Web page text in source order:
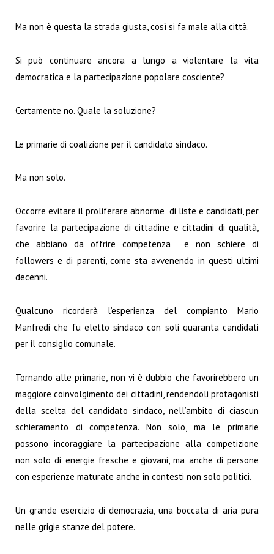
Ma non è questa la strada giusta, così si fa male alla città.
Si può continuare ancora a lungo a violentare la vita
democratica e la partecipazione popolare cosciente?
Certamente no. Quale la soluzione?
Le primarie di coalizione per il candidato sindaco.
Ma non solo.
Occorre evitare il proliferare abnorme di liste e candidati, per
favorire la partecipazione di cittadine e cittadini di qualità,
che abbiano da offrire competenza e non schiere di
followers e di parenti, come sta avvenendo in questi ultimi
decenni.
Qualcuno ricorderà l’esperienza del compianto Mario
Manfredi che fu eletto sindaco con soli quaranta candidati
per il consiglio comunale.
Tornando alle primarie, non vi è dubbio che favorirebbero un
maggiore coinvolgimento dei cittadini, rendendoli protagonisti
della scelta del candidato sindaco, nell’ambito di ciascun
schieramento di competenza. Non solo, ma le primarie
possono incoraggiare la partecipazione alla competizione
non solo di energie fresche e giovani, ma anche di persone
con esperienze maturate anche in contesti non solo politici.
Un grande esercizio di democrazia, una boccata di aria pura
nelle grigie stanze del potere.